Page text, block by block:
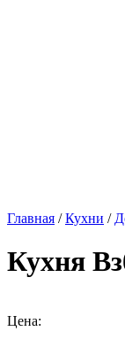
Главная /Кухни /
Кухня
Цена: